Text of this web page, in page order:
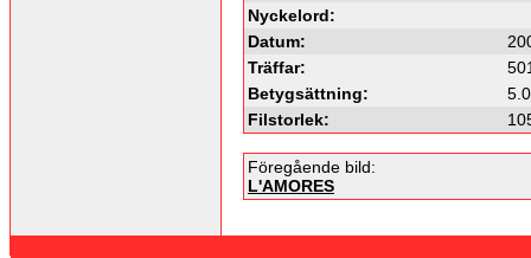
Nyckelord:
Datum:
Träffar:
Betygsättning:
Filstorlek:
Föregående bild:
L'AMORES